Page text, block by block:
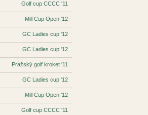
Golf cup CCCC '11
Mill Cup Open '12
GC Ladies cup '12
GC Ladies cup '12
Pražský golf kroket '11
GC Ladies cup '12
Mill Cup Open '12
Golf cup CCCC '11